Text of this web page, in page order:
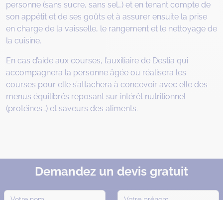
personne (sans sucre, sans sel…) et en tenant compte de
son appétit et de ses goûts et à assurer ensuite la prise
en charge de la vaisselle, le rangement et le nettoyage de
la cuisine.
En cas d’aide aux courses, l’auxiliaire de Destia qui
accompagnera la personne âgée ou réalisera les
courses pour elle s’attachera à concevoir avec elle des
menus équilibrés reposant sur intérêt nutritionnel
(protéines…) et saveurs des aliments.
Demandez un devis gratuit